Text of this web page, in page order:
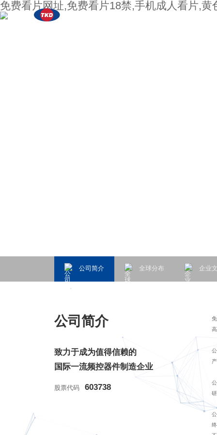
免费看片网址,免费看片18禁,手机成人看片,黄
公司简介 全球分布 企业
公司简介
致力于成为值得信赖的
国际一流频控器件制造企业
股票代码 603738